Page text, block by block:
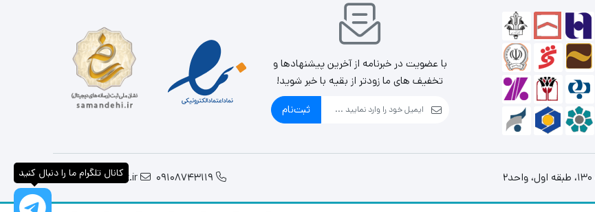
با عضویت در خبرنامه از آخرین پیشنهادها و
تخفیف های ما زودتر از بقیه با خبر شوید!
ثبت‌نام
09108743119
info@parslandit.ir
کانال تلگرام ما را دنبال کنید